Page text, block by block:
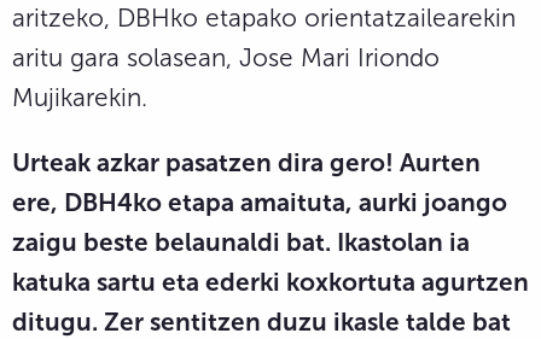
aritzeko, DBHko etapako orientatzailearekin
aritu gara solasean, Jose Mari Iriondo
Mujikarekin.
Urteak azkar pasatzen dira gero! Aurten
ere, DBH4ko etapa amaituta, aurki joango
zaigu beste belaunaldi bat. Ikastolan ia
katuka sartu eta ederki koxkortuta agurtzen
ditugu. Zer sentitzen duzu ikasle talde bat